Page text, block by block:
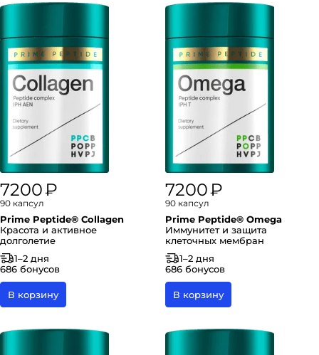
7200 ₽
90 капсул
Prime Peptide® Collagen
Красота и активное
долголетие
1–2 дня
686 бонусов
В корзину
7200 ₽
90 капсул
Prime Peptide® Omega
Иммунитет и защита
клеточных мембран
1–2 дня
686 бонусов
В корзину